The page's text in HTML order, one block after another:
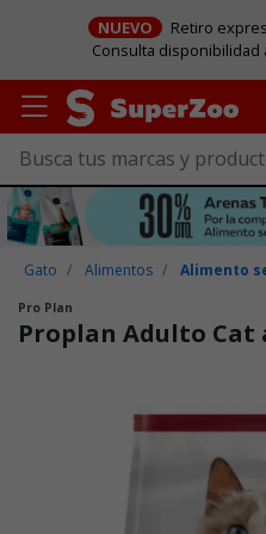
NUEVO
Retiro
Consulta disponibilidad
Gato Alimentos Alimento
Pro Plan
Proplan Adulto